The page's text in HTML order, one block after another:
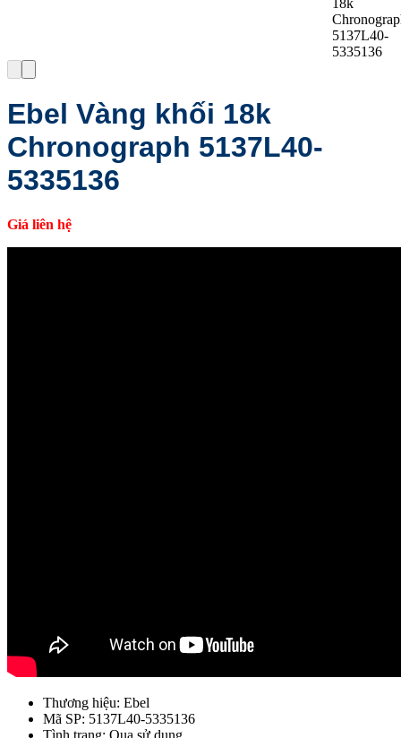
Ebel Vàng khối 18k
Chronograph 5137L40-
5335136
Giá liên hệ
Thương hiệu: Ebel
Mã SP: 5137L40-5335136
Tình trạng: Qua sử dụng